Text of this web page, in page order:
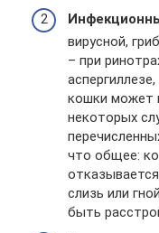
вирусной,
– при
кошки может
некоторых
что общее:
слизь или
быть